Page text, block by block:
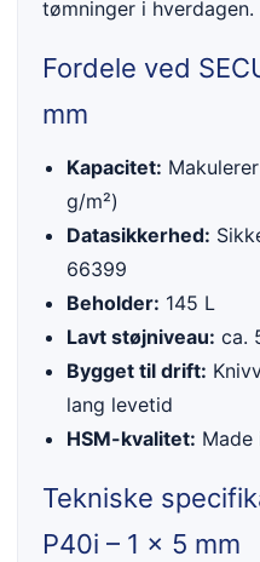
tømninger i hverdagen.
Fordele ved
mm
Kapacitet:
g/m²)
Datasikkerhed:
66399
Beholder: 145 L
Lavt støjniveau: ca.
Bygget til drift:
lang levetid
HSM-kvalitet: Made
Tekniske
P40i – 1 x 5 mm